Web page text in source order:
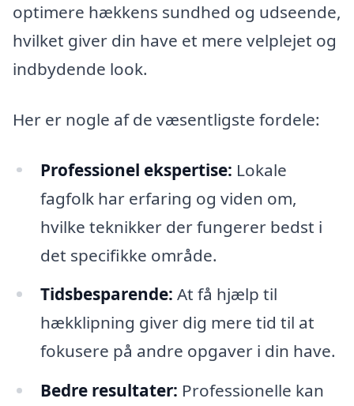
optimere hækkens sundhed og udseende,
hvilket giver din have et mere velplejet og
indbydende look.
Her er nogle af de væsentligste fordele:
Professionel ekspertise: Lokale
fagfolk har erfaring og viden om,
hvilke teknikker der fungerer bedst i
det specifikke område.
Tidsbesparende: At få hjælp til
hækklipning giver dig mere tid til at
fokusere på andre opgaver i din have.
Bedre resultater: Professionelle kan